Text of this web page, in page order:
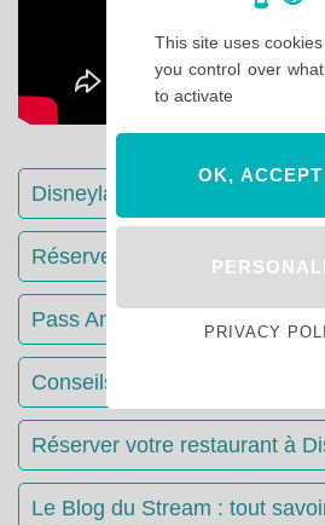
Disneyland Paris : Le guide
Réserver votre séjour : toutes
Pass Annuels Disney :
Conseils & Astuces
Réserver votre restaurant à
Le Blog du Stream : tout
This site uses
you control over
to activate
OK,
PRIVACY